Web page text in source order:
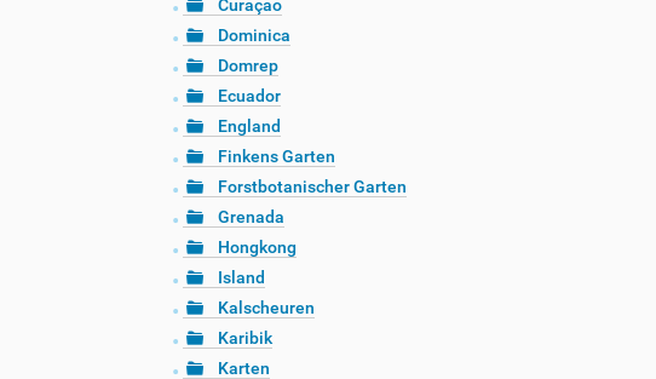
Curaçao
Dominica
Domrep
Ecuador
England
Finkens Garten
Forstbotanischer Garten
Grenada
Hongkong
Island
Kalscheuren
Karibik
Karten